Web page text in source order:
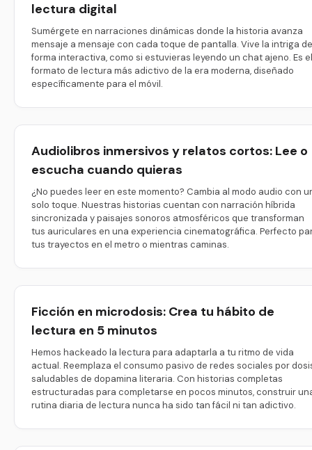
lectura digital
Sumérgete en narraciones dinámicas donde la historia avanza
mensaje a mensaje con cada toque de pantalla. Vive la intriga de
forma interactiva, como si estuvieras leyendo un chat ajeno. Es el
formato de lectura más adictivo de la era moderna, diseñado
específicamente para el móvil.
Audiolibros inmersivos y relatos cortos: Lee o
escucha cuando quieras
¿No puedes leer en este momento? Cambia al modo audio con
solo toque. Nuestras historias cuentan con narración híbrida
sincronizada y paisajes sonoros atmosféricos que transforman
tus auriculares en una experiencia cinematográfica. Perfecto
tus trayectos en el metro o mientras caminas.
Ficción en microdosis: Crea tu hábito de
lectura en 5 minutos
Hemos hackeado la lectura para adaptarla a tu ritmo de vida
actual. Reemplaza el consumo pasivo de redes sociales por
saludables de dopamina literaria. Con historias completas
estructuradas para completarse en pocos minutos, construir
rutina diaria de lectura nunca ha sido tan fácil ni tan adictivo.